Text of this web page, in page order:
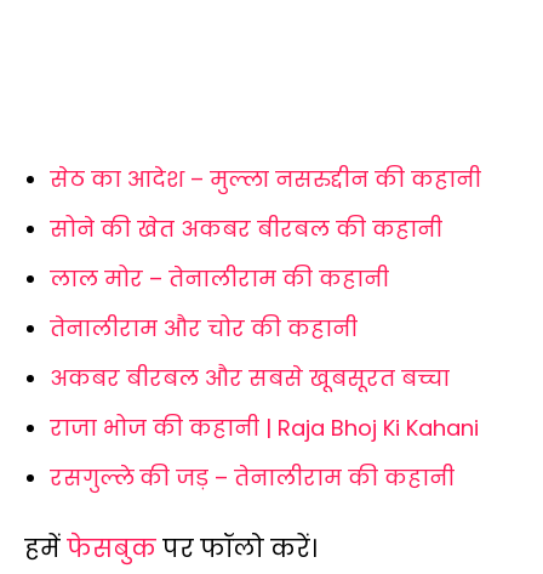
सेठ का आदेश – मुल्ला नसरुद्दीन की कहानी
सोने की खेत अकबर बीरबल की कहानी
लाल मोर – तेनालीराम की कहानी
तेनालीराम और चोर की कहानी
अकबर बीरबल और सबसे खूबसूरत बच्चा
राजा भोज की कहानी | Raja Bhoj Ki Kahani
रसगुल्ले की जड़ – तेनालीराम की कहानी
हमेंफेसबुकपर फॉलो करें।